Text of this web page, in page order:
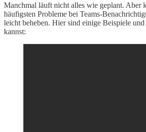
Manchmal läuft nicht alles wie geplant. Aber
häufigsten Probleme bei Teams-
leicht beheben. Hier sind einige Beispiele
kannst: